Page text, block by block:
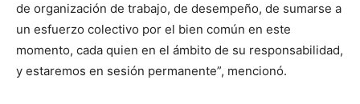
de organización de trabajo, de desempeño, de sumarse a
un esfuerzo colectivo por el bien común en este
momento, cada quien en el ámbito de su responsabilidad,
y estaremos en sesión permanente”, mencionó.